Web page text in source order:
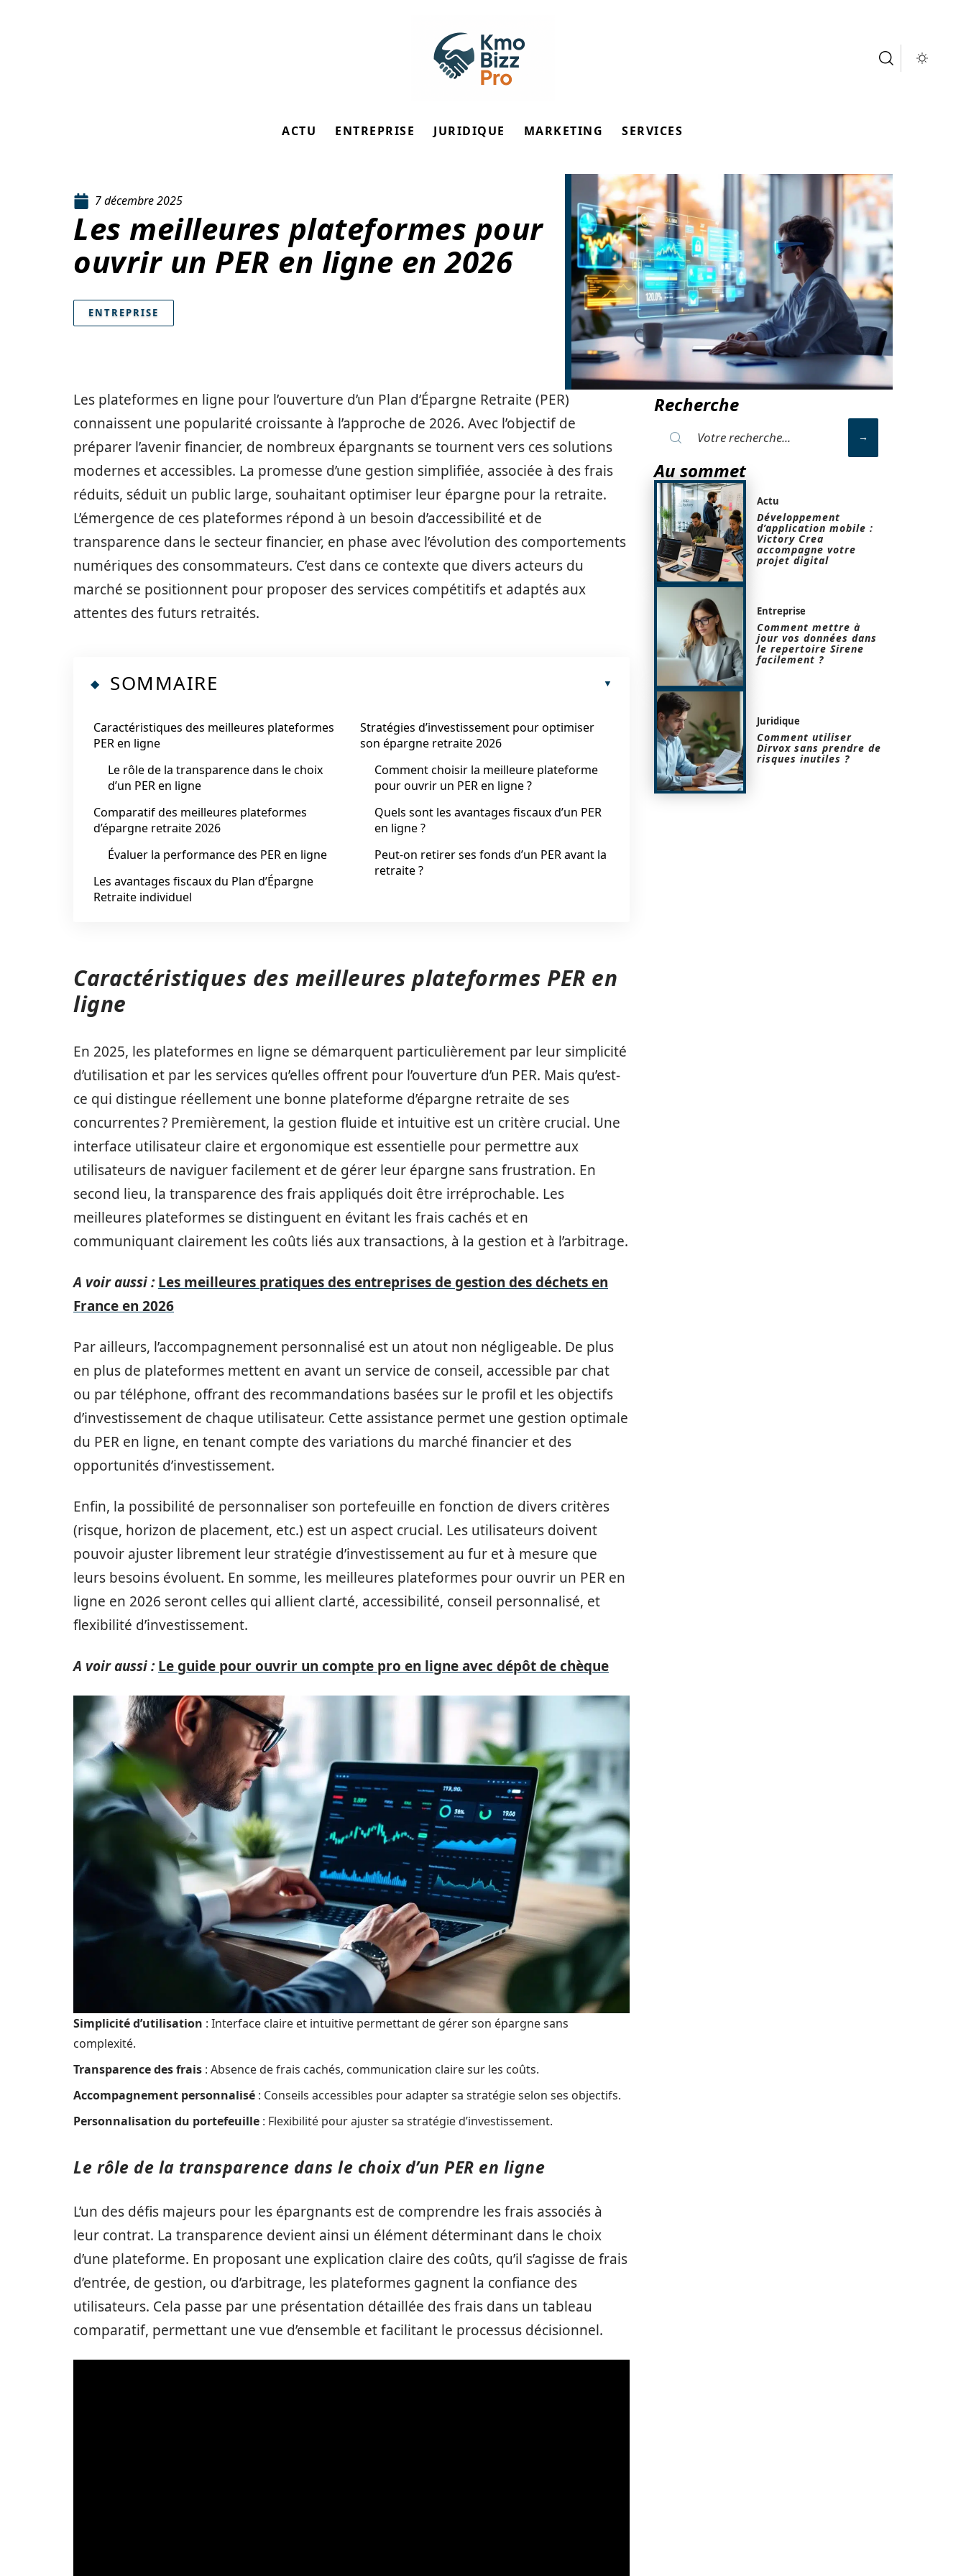
ACTU ENTREPRISE JURIDIQUE MARKETING SERVICES
7 décembre 2025
Les meilleures plateformes pour
ouvrir un PER en ligne en 2026
ENTREPRISE
Les plateformes en ligne pour l’ouverture d’un Plan d’Épargne Retraite (PER)
connaissent une popularité croissante à l’approche de 2026. Avec l’objectif de
préparer l’avenir financier, de nombreux épargnants se tournent vers ces solutions
modernes et accessibles. La promesse d’une gestion simplifiée, associée à des frais
réduits, séduit un public large, souhaitant optimiser leur épargne pour la retraite.
L’émergence de ces plateformes répond à un besoin d’accessibilité et de
transparence dans le secteur financier, en phase avec l’évolution des comportements
numériques des consommateurs. C’est dans ce contexte que divers acteurs du
marché se positionnent pour proposer des services compétitifs et adaptés aux
attentes des futurs retraités.
SOMMAIRE
Caractéristiques des meilleures plateformes
PER en ligne
Le rôle de la transparence dans le choix
d’un PER en ligne
Comparatif des meilleures plateformes
d’épargne retraite 2026
Évaluer la performance des PER en ligne
Les avantages fiscaux du Plan d’Épargne
Retraite individuel
Stratégies d’investissement pour optimiser
son épargne retraite 2026
Comment choisir la meilleure plateforme
pour ouvrir un PER en ligne ?
Quels sont les avantages fiscaux d’un PER
en ligne ?
Peut-on retirer ses fonds d’un PER avant la
retraite ?
Caractéristiques des meilleures plateformes PER en
ligne
En 2025, les plateformes en ligne se démarquent particulièrement par leur simplicité
d’utilisation et par les services qu’elles offrent pour l’ouverture d’un PER. Mais qu’est-
ce qui distingue réellement une bonne plateforme d’épargne retraite de ses
concurrentes ? Premièrement, la gestion fluide et intuitive est un critère crucial. Une
interface utilisateur claire et ergonomique est essentielle pour permettre aux
utilisateurs de naviguer facilement et de gérer leur épargne sans frustration. En
second lieu, la transparence des frais appliqués doit être irréprochable. Les
meilleures plateformes se distinguent en évitant les frais cachés et en
communiquant clairement les coûts liés aux transactions, à la gestion et à l’arbitrage.
A voir aussi : Les meilleures pratiques des entreprises de gestion des déchets en
France en 2026
Par ailleurs, l’accompagnement personnalisé est un atout non négligeable. De plus
en plus de plateformes mettent en avant un service de conseil, accessible par chat
ou par téléphone, offrant des recommandations basées sur le profil et les objectifs
d’investissement de chaque utilisateur. Cette assistance permet une gestion optimale
du PER en ligne, en tenant compte des variations du marché financier et des
opportunités d’investissement.
Enfin, la possibilité de personnaliser son portefeuille en fonction de divers critères
(risque, horizon de placement, etc.) est un aspect crucial. Les utilisateurs doivent
pouvoir ajuster librement leur stratégie d’investissement au fur et à mesure que
leurs besoins évoluent. En somme, les meilleures plateformes pour ouvrir un PER en
ligne en 2026 seront celles qui allient clarté, accessibilité, conseil personnalisé, et
flexibilité d’investissement.
A voir aussi : Le guide pour ouvrir un compte pro en ligne avec dépôt de chèque
Simplicité d’utilisation : Interface claire et intuitive permettant de gérer son épargne sans
complexité.
Transparence des frais : Absence de frais cachés, communication claire sur les coûts.
Accompagnement personnalisé : Conseils accessibles pour adapter sa stratégie selon ses objectifs.
Personnalisation du portefeuille : Flexibilité pour ajuster sa stratégie d’investissement.
Le rôle de la transparence dans le choix d’un PER en ligne
L’un des défis majeurs pour les épargnants est de comprendre les frais associés à
leur contrat. La transparence devient ainsi un élément déterminant dans le choix
d’une plateforme. En proposant une explication claire des coûts, qu’il s’agisse de frais
d’entrée, de gestion, ou d’arbitrage, les plateformes gagnent la confiance des
utilisateurs. Cela passe par une présentation détaillée des frais dans un tableau
comparatif, permettant une vue d’ensemble et facilitant le processus décisionnel.
Recherche
Au sommet
Actu
Développement
d’application mobile :
Victory Crea
accompagne votre
projet digital
Entreprise
Comment mettre à
jour vos données dans
le repertoire Sirene
facilement ?
Juridique
Comment utiliser
Dirvox sans prendre de
risques inutiles ?